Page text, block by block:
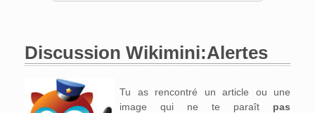
Discussion Wikimini:Alertes
Tu as rencontré un article ou une
image qui ne te paraît pas